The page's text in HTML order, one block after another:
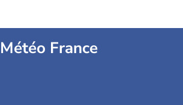
Météo France